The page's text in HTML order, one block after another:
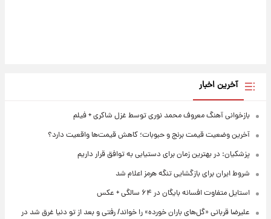
آخرین اخبار
بازخوانی آهنگ معروف محمد نوری توسط غزل شاکری + فیلم
آخرین وضعیت قیمت برنج و حبوبات؛ کاهش قیمت‌ها واقعیت دارد؟
پزشکیان: در بهترین زمان برای دستیابی به توافق قرار داریم
شروط ایران برای بازگشایی تنگه هرمز اعلام شد
استایل متفاوت افسانه بایگان در ۶۴ سالگی + عکس
علیرضا قربانی «گل‌های باران خورده» را خواند/ رفتی و بعد از تو دنیا غرق شد در